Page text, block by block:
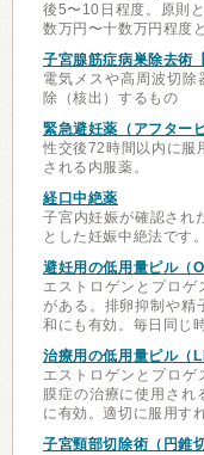
後5〜10日程度。原則
数万円〜十数万円程度
子宮腺筋症病巣除去術
電気メスや高周波切除
除（核出）するもの
緊急避妊薬（アフター
性交後72時間以内に服
される内服薬。
経口中絶薬
子宮内妊娠が確認され
とした妊娠中絶法です。
避妊用の低用量ピル（
エストロゲンとプロゲ
がある。排卵抑制や精
和にも有効。毎日同じ
治療用の低用量ピル（
エストロゲンとプロゲ
膜症の治療に使用され
に有効。適切に服用す
子宮頸部切除術（円錐